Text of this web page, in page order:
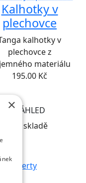
Kalhotky v
plechovce
kalhotky v
plechovce z
materiálu
195.00 Kč
NÁHLED
na skladě
×